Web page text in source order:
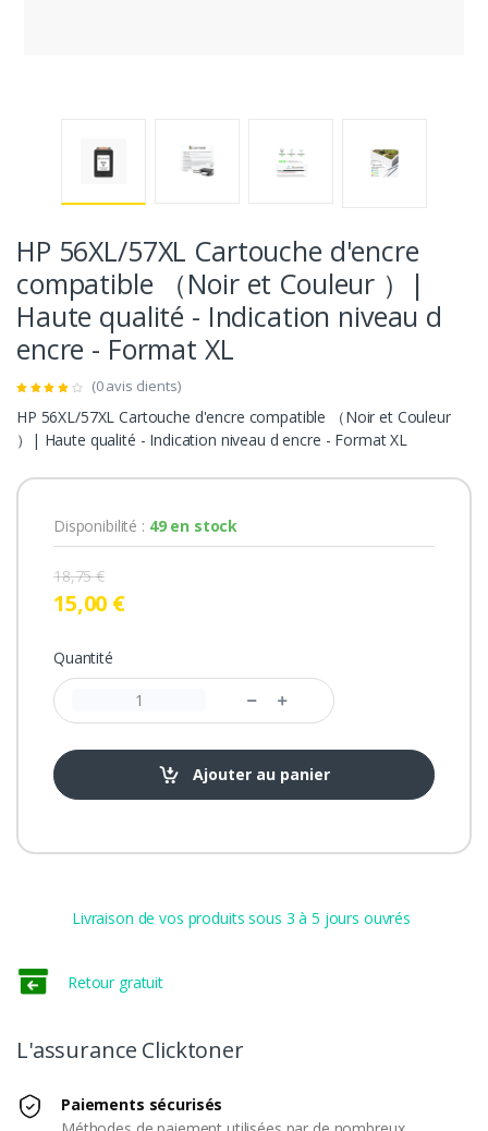
HP 56XL/57XL Cartouche d'encre
compatible （Noir et Couleur ）|
Haute qualité - Indication niveau d
encre - Format XL
(0 avis clients)
HP 56XL/57XL Cartouche d'encre compatible （Noir et Couleur
）| Haute qualité - Indication niveau d encre - Format XL
Disponibilité : 49 en stock
18,75 €
15,00 €
Quantité
Ajouter au panier
Livraison de vos produits sous 3 à 5 jours ouvrés
Retour gratuit
L'assurance Clicktoner
Paiements sécurisés